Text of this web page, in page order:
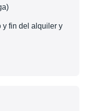
y fin del alquiler y